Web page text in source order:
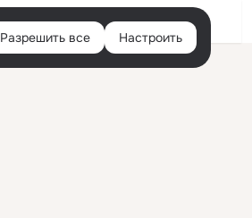
Войти
Разрешить все Настроить